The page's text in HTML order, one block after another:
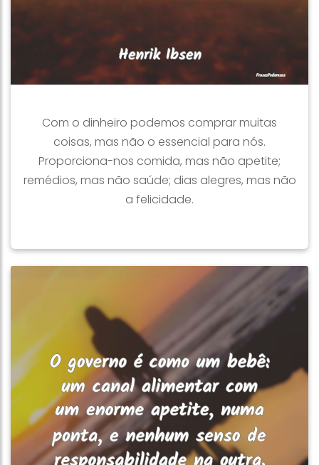
Com o dinheiro podemos comprar muitas
coisas, mas não o essencial para nós.
Proporciona-nos comida, mas não apetite;
remédios, mas não saúde; dias alegres, mas não
a felicidade.